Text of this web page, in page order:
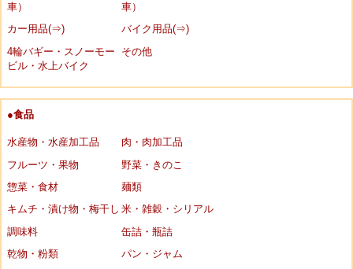
車）
車）
カー用品(⇒)
バイク用品(⇒)
4輪バギー・スノーモー
ビル・水上バイク
その他
●食品
水産物・水産加工品
肉・肉加工品
フルーツ・果物
野菜・きのこ
惣菜・食材
麺類
キムチ・漬け物・梅干し 米・雑穀・シリアル
調味料
缶詰・瓶詰
乾物・粉類
パン・ジャム